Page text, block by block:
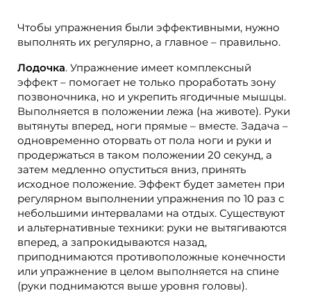
Чтобы упражнения были эффективными, нужно
выполнять их регулярно, а главное – правильно.
Лодочка. Упражнение имеет комплексный
эффект – помогает не только проработать зону
позвоночника, но и укрепить ягодичные мышцы.
Выполняется в положении лежа (на животе). Руки
вытянуты вперед, ноги прямые – вместе. Задача –
одновременно оторвать от пола ноги и руки и
продержаться в таком положении 20 секунд, а
затем медленно опуститься вниз, принять
исходное положение. Эффект будет заметен при
регулярном выполнении упражнения по 10 раз с
небольшими интервалами на отдых. Существуют
и альтернативные техники: руки не вытягиваются
вперед, а запрокидываются назад,
приподнимаются противоположные конечности
или упражнение в целом выполняется на спине
(руки поднимаются выше уровня головы).